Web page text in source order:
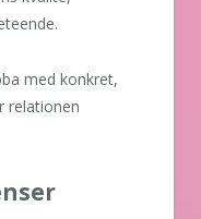
med konkret,
relationen